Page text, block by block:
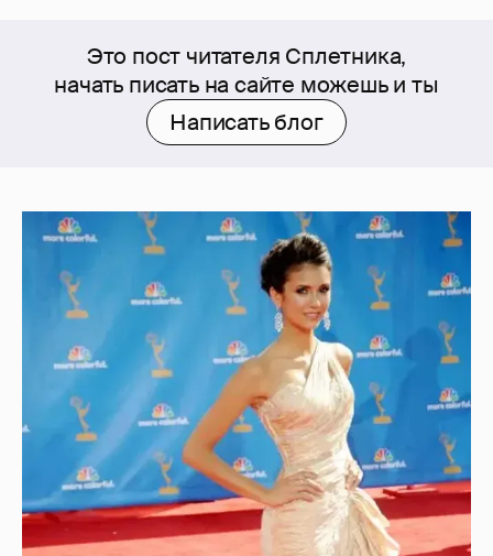
Это пост читателя Сплетника,
начать писать на сайте можешь и ты
Написать блог